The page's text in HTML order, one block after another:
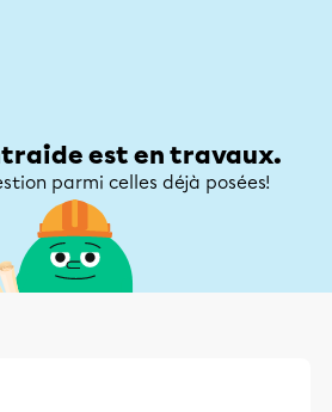
est en travaux.
parmi celles déjà posées!